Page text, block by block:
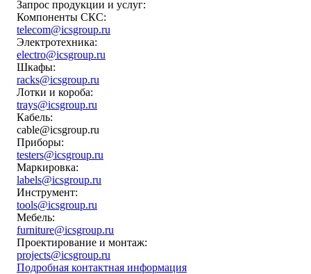
Запрос продукции и услуг:
Компоненты СКС:
telecom@icsgroup.ru
Электротехника:
electro@icsgroup.ru
Шкафы:
racks@icsgroup.ru
Лотки и короба:
trays@icsgroup.ru
Кабель:
cable@icsgroup.ru
Приборы:
testers@icsgroup.ru
Маркировка:
labels@icsgroup.ru
Инструмент:
tools@icsgroup.ru
Мебель:
furniture@icsgroup.ru
Проектирование и монтаж:
projects@icsgroup.ru
Подробная контактная информация